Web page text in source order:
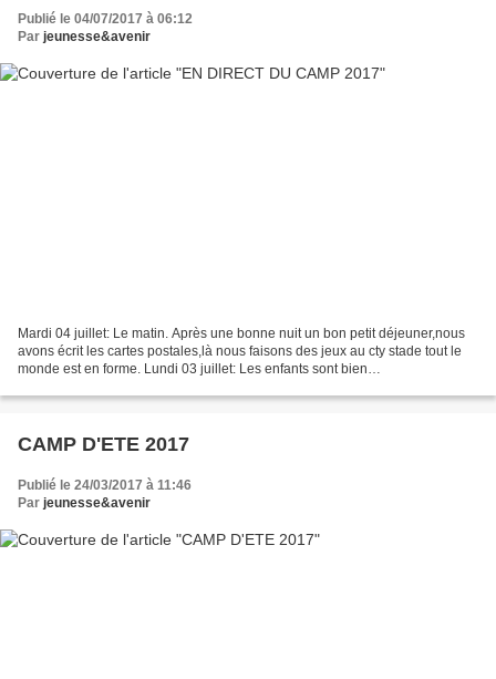
Publié le 04/07/2017 à 06:12
Par jeunesse&avenir
Mardi 04 juillet: Le matin. Après une bonne nuit un bon petit déjeuner,nous
avons écrit les cartes postales,là nous faisons des jeux au cty stade tout le
monde est en forme. Lundi 03 juillet: Les enfants sont bien
CAMP D'ETE 2017
Publié le 24/03/2017 à 11:46
Par jeunesse&avenir